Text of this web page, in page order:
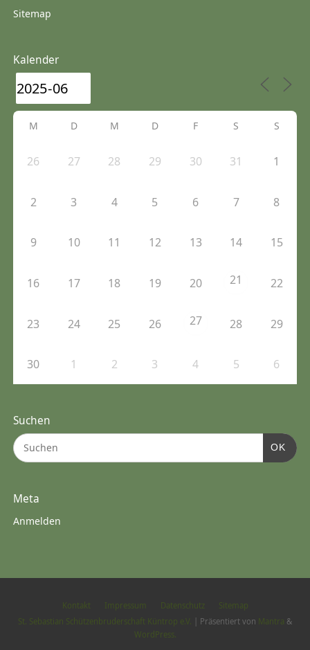
Sitemap
Kalender
M D M D F S S
26 27 28 29 30 31 1
2 3 4 5 6 7 8
9 10 11 12 13 14 15
16 17 18 19 20 21 22
23 24 25 26 27 28 29
30 1 2 3 4 5 6
Suchen
OK
Meta
Anmelden
Kontakt Impressum Datenschutz
Sitemap
St. Sebastian Schützenbruderschaft Küntrop e.V. | Präsentiert von Mantra &
WordPress.